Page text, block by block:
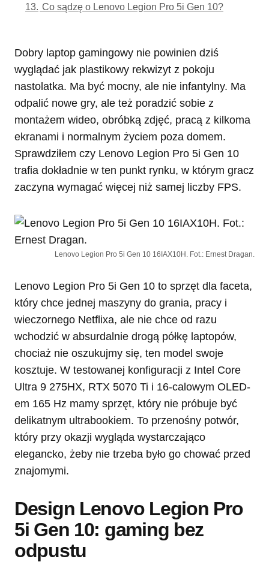
13. Co sądzę o Lenovo Legion Pro 5i Gen 10?
Dobry laptop gamingowy nie powinien dziś
wyglądać jak plastikowy rekwizyt z pokoju
nastolatka. Ma być mocny, ale nie infantylny. Ma
odpalić nowe gry, ale też poradzić sobie z
montażem wideo, obróbką zdjęć, pracą z kilkoma
ekranami i normalnym życiem poza domem.
Sprawdziłem czy Lenovo Legion Pro 5i Gen 10
trafia dokładnie w ten punkt rynku, w którym gracz
zaczyna wymagać więcej niż samej liczby FPS.
Lenovo Legion Pro 5i Gen 10 16IAX10H. Fot.: Ernest Dragan.
Lenovo Legion Pro 5i Gen 10 to sprzęt dla faceta,
który chce jednej maszyny do grania, pracy i
wieczornego Netflixa, ale nie chce od razu
wchodzić w absurdalnie drogą półkę laptopów,
chociaż nie oszukujmy się, ten model swoje
kosztuje. W testowanej konfiguracji z Intel Core
Ultra 9 275HX, RTX 5070 Ti i 16-calowym OLED-
em 165 Hz mamy sprzęt, który nie próbuje być
delikatnym ultrabookiem. To przenośny potwór,
który przy okazji wygląda wystarczająco
elegancko, żeby nie trzeba było go chować przed
znajomymi.
Design Lenovo Legion Pro
5i Gen 10: gaming bez
odpustu